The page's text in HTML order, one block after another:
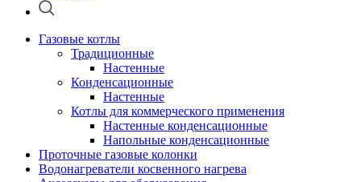
Газовые котлы
Традиционные
Настенные
Конденсационные
Настенные
Котлы для коммерческого применения
Настенные конденсационные
Напольные конденсационные
Проточные газовые колонки
Водонагреватели косвенного нагрева